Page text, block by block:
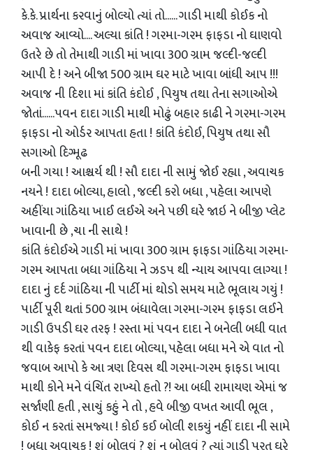
કે.કે. પ્રાર્થના કરવાનું બોલ્યો ત્યાં તો...... ગાડી માથી કોઈક નો
અવાજ આવ્યો.... અલ્યા કાંતિ ! ગરમા-ગરમ ફાફડા નો ઘાણવો
ઉતરે છે તો તેમાથી ગાડી માં ખાવા 300 ગ્રામ જલ્દી-જલ્દી
આપી દે ! અને બીજા 500 ગ્રામ ઘર માટે ખાવા બાંધી આપ !!!
અવાજ ની દિશા માં કાંતિ કંદોઈ , પિયુષ તથા તેના સગાઓએ
જોતાં......પવન દાદા ગાડી માથી મોઢું બહાર કાઢી ને ગરમા-ગરમ
ફાફડા નો ઓર્ડર આપતા હતા ! કાંતિ કંદોઈ, પિયુષ તથા સૌ
સગાઓ દિગ્મૂઢ
બની ગયા ! આશ્ચર્ય થી ! સૌ દાદા ની સામું જોઈ રહ્યા , અવાચક
નયને ! દાદા બોલ્યા, હાલો , જલ્દી કરો બધા , પહેલા આપણે
અહીંયા ગાંઠિયા ખાઈ લઈએ અને પછી ઘરે જાઇ ને બીજી પ્લેટ
ખાવાની છે ,ચા ની સાથે !
કાંતિ કંદોઈએ ગાડી માં ખાવા 300 ગ્રામ ફાફડા ગાંઠિયા ગરમા-
ગરમ આપતા બધા ગાંઠિયા ને ઝડપ થી ન્યાય આપવા લાગ્યા !
દાદા નું દર્દ ગાંઠિયા ની પાર્ટી માં થોડો સમય માટે ભૂલાય ગયું !
પાર્ટી પૂરી થતાં 500 ગ્રામ બંધાવેલા ગરમા-ગરમ ફાફડા લઈને
ગાડી ઉપડી ઘર તરફ ! રસ્તા માં પવન દાદા ને બનેલી બધી વાત
થી વાકેફ કરતાં પવન દાદા બોલ્યા, પહેલા બધા મને એ વાત નો
જવાબ આપો કે આ ત્રણ દિવસ થી ગરમા-ગરમ ફાફડા ખાવા
માથી કોને મને વંચિંત રાખ્યો હતો ?! આ બધી રામાયણ એમાં જ
સર્જાંણી હતી , સાચું કહું ને તો , હવે બીજી વખત આવી ભૂલ ,
કોઈ ન કરતાં સમજ્યા ! કોઈ કઈ બોલી શકયું નહીં દાદા ની સામે